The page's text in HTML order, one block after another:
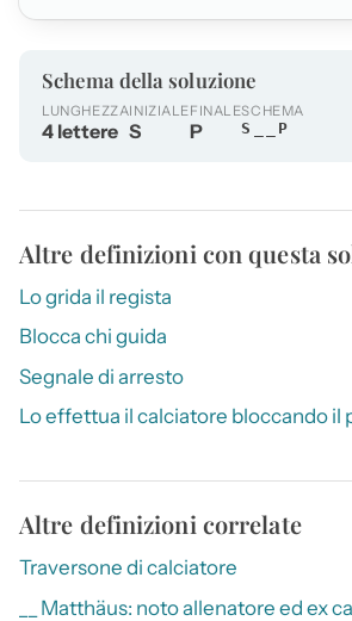
Schema della soluzione
LUNGHEZZA
4 lettere
INIZIALE
S
FINALE
P
SCHEMA
S__P
Altre definizioni con questa
Lo grida il regista
Blocca chi guida
Segnale di arresto
Lo effettua il calciatore bloccando il
Altre definizioni correlate
Traversone di calciatore
__ Matthäus: noto allenatore ed ex